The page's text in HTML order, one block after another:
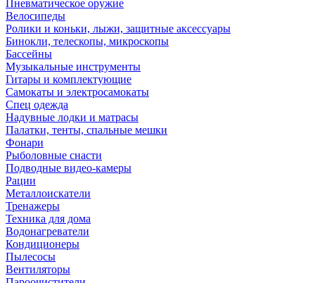
Пневматическое оружие
Велосипеды
Ролики и коньки, лыжи, защитные аксессуары
Бинокли, телескопы, микроскопы
Бассейны
Музыкальные инструменты
Гитары и комплектующие
Самокаты и электросамокаты
Спец одежда
Надувные лодки и матрасы
Палатки, тенты, спальные мешки
Фонари
Рыболовные снасти
Подводные видео-камеры
Рации
Металлоискатели
Тренажеры
Техника для дома
Водонагреватели
Кондиционеры
Пылесосы
Вентиляторы